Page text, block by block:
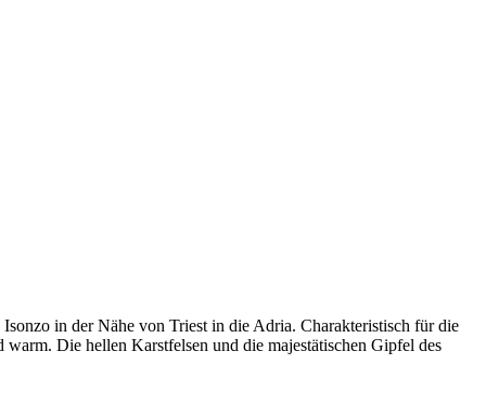
in der Nähe von Triest in die Adria. Charakteristisch für die
Die hellen Karstfelsen und die majestätischen Gipfel des